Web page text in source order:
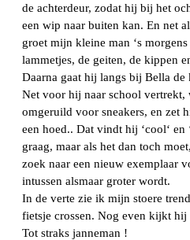
de achterdeur, zodat hij bij het
een wip naar buiten kan. En net
groet mijn kleine man ‘s
lammetjes, de geiten, de kippen
Daarna gaat hij langs bij Bella de
Net voor hij naar school vertrekt,
omgeruild voor sneakers, en zet
een hoed.. Dat vindt hij ‘cool‘
graag, maar als het dan toch
zoek naar een nieuw exemplaar
intussen alsmaar groter wordt.
In de verte zie ik mijn stoere
fietsje crossen. Nog even kijkt hij
Tot straks janneman !